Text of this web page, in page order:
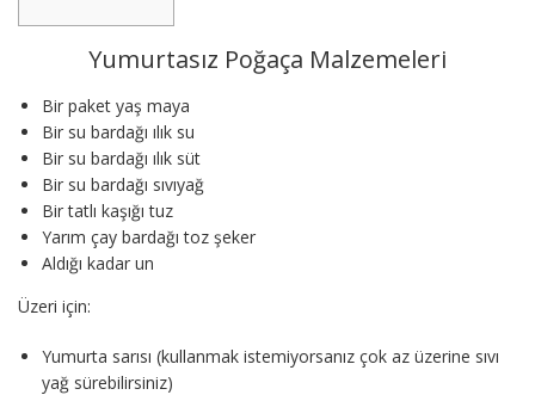
Yumurtasız Poğaça Malzemeleri
Bir paket yaş maya
Bir su bardağı ılık su
Bir su bardağı ılık süt
Bir su bardağı sıvıyağ
Bir tatlı kaşığı tuz
Yarım çay bardağı toz şeker
Aldığı kadar un
Üzeri için:
Yumurta sarısı (kullanmak istemiyorsanız çok az üzerine sıvı
yağ sürebilirsiniz)